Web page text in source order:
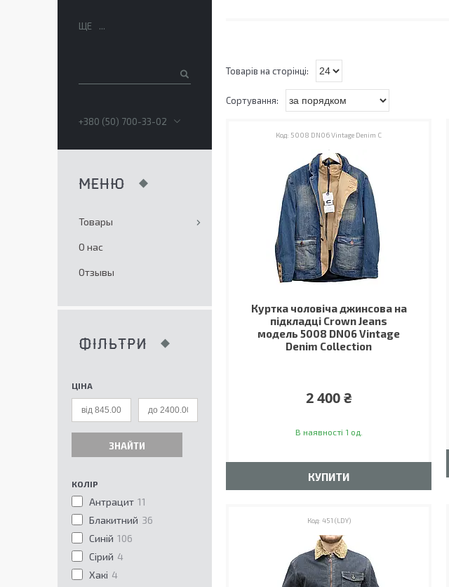
5008 DN06 Vintage Denim C
Куртка чоловіча джинсова на
підкладці Crown Jeans
модель 5008 DN06 Vintage
Denim Collection
2 400 ₴
В наявності 1 од.
КУПИТИ
451 (LDY)
ЩЕ
+380 (50) 700-33-02
Товары
О нас
Отзывы
ФІЛЬТРИ
ЦІНА
ЗНАЙТИ
КОЛІР
Антрацит 11
Блакитний 36
Синій 106
Сірий 4
Хакі 4